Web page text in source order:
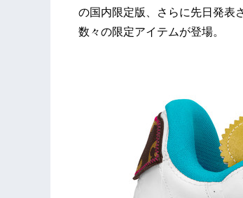
の国内限定版、さらに先日発表
数々の限定アイテムが登場。